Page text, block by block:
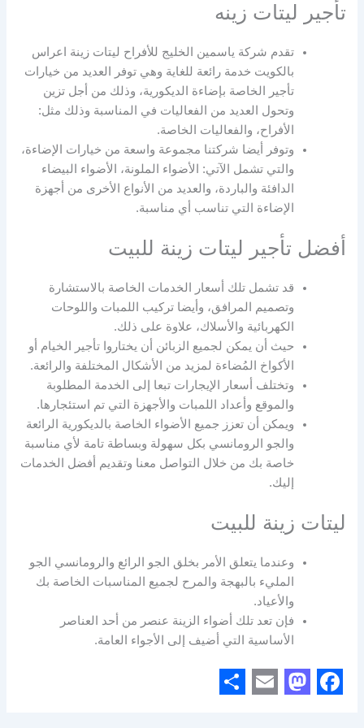
تأجير ليتات زينه
تقدم شركة ياسمين الخليج للأفراح ليتات زينة اعراس
بالكويت خدمة رائعة للغاية وهي توفر العديد من خيارات
تأجير الخاصة بإضاءة الديكورية، وذلك من أجل تزين
وتحول العديد من الفعاليات في المناسبة وذلك مثل:
الأفراح، والفعاليات الخاصة.
وتوفر أيضا شركتنا مجموعة واسعة من خيارات الإضاءة،
والتي تشمل الآتي: الأضواء الملونة، الأضواء البيضاء
الدافئة والباردة، والعديد من الأنواع الأخرى من أجهزة
الإضاءة التي تناسب أي مناسبة.
أفضل تأجير ليتات زينة للبيت
قد تشمل تلك أسعار الخدمات الخاصة بالاستشارة
وتصميم المرافق، وأيضا تركيب اللمبات واللوحات
الكهربائية والأسلاك، علاوة على ذلك.
حيث أن يمكن لجميع الزبائن أن يختاروا تأجير الخيام أو
الأكواخ المُضاءة لمزيد من الأشكال المختلفة والرائعة.
وتختلف أسعار الإيجارات تبعا إلى الخدمة المطلوبة
والموقع وأعداد اللمبات والأجهزة التي تم استئجارها.
ويمكن أن تعزز جميع الأضواء الخاصة بالديكورية الرائعة
والجو الرومانسي بكل سهولة وبساطة تامة لأي مناسبة
خاصة بك من خلال التواصل معنا وتقديم أفضل الخدمات
إليك.
ليتات زينة للبيت
وعندما يتعلق الأمر بخلق الجو الرائع والرومانسي الجو
المليء بالبهجة والمرح لجميع المناسبات الخاصة بك
والأعياد.
فإن تعد تلك أضواء الزينة عنصر من أحد العناصر
الأساسية التي أضيف إلى الأجواء العامة.